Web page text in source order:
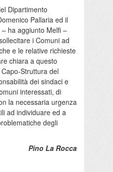
Dipartimento
Pallaria ed il
ha aggiunto Melfi –
i Comuni ad
e le relative richieste
chiara a questo
Struttura del
dei sindaci e
interessati, di
la necessaria urgenza
ad individuare ed a
degli
Pino La Rocca